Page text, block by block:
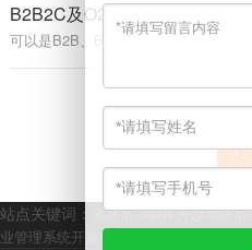
B2B2C及O2O商城系统
1
站点关键词： 承德市小程序开发承德市
业管理系统开发
承德市企业站群官网开发